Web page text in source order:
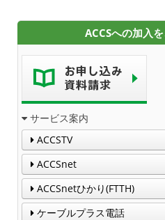
ACCSへの加入
サービス案内
ACCSTV
ACCSnet
ACCSnetひかり(FTTH)
ケーブルプラス電話
申込・資料請求
お問合せ
財団案内
ごあいさつ
沿革
ＡＣＣＳ40年のあゆみ